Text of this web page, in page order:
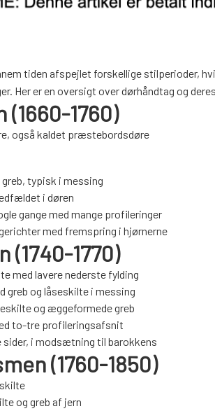
tiden afspejlet forskellige stilperioder,
Her er en oversigt over dørhåndtag og
(1660-1760)
også kaldet præstebordsdøre
typisk i messing
i døren
gange med mange profileringer
med fremspring i hjørnerne
(1740-1770)
med lavere nederste fylding
greb og låseskilte i messing
og æggeformede greb
to-tre profileringsafsnit
sider, i modsætning til barokkens
(1760-1850)
og greb af jern